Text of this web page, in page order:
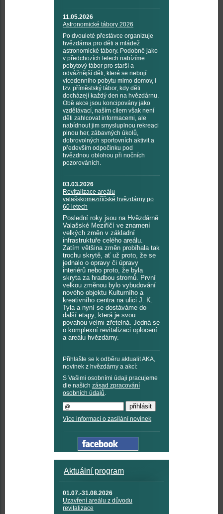
11.05.2026
Astronomické tábory 2026
Po dvouleté přestávce organizuje
hvězdárna pro děti a mládež
astronomické tábory. Podobně jako
v předchozích letech nabízíme
pobytový tábor pro starší a
odvážnější děti, které se nebojí
vícedenního pobytu mimo domov, i
tzv. příměstský tábor, kdy děti
docházejí každý den na hvězdárnu.
Obě akce jsou koncipovány jako
vzdělávací, naším cílem však není
děti zahlcovat informacemi, ale
nabídnout jim smysluplnou rekreaci
plnou her, zábavných úkolů,
dobrovolných sportovních aktivit a
především odpočinku pod
hvězdnou oblohou při nočních
pozorováních.
03.03.2026
Revitalizace areálu
valašskomeziříčské hvězdárny po
60 letech
Poslední roky jsou na Hvězdárně
Valašské Meziříčí ve znamení
velkých změn v základní
infrastruktuře celého areálu.
Zatím většina změn probíhala tak
trochu skrytě, ať už proto, že se
jednalo o opravy či úpravy
interiérů nebo proto, že byla
skryta za hradbou stromů. První
velkou změnou bylo vybudování
nového objektu Kulturního a
kreativního centra na ulici J. K.
Tyla a nyní se dostáváme do
další etapy, která je svou
povahou velmi zřetelná. Jedná se
o komplexní revitalizaci oplocení
a areálu hvězdárny.
Přihlašte se k odběru aktualit AKA,
novinek z hvězdárny a akcí:
S Vašimi osobními údaji pracujeme
dle našich zásad zpracování
osobních údajů.
Více informací o zasílání novinek
Aktuální program
01.07.-31.08.2026
Uzavření areálu z důvodu
revitalizace